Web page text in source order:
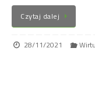
Czytaj dalej
28/11/2021